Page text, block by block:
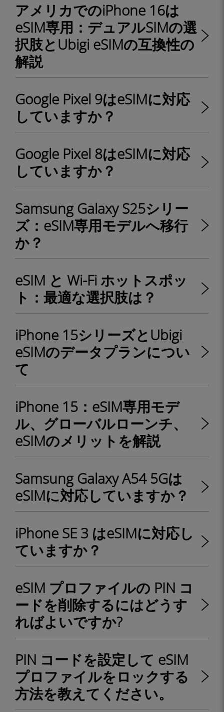
アメリカでのiPhone 16は
eSIM専用：デュアルSIMの選
択肢とUbigi eSIMの互換性の
解説
Google Pixel 9はeSIMに対応
していますか？
Google Pixel 8はeSIMに対応
していますか？
Samsung Galaxy S25シリー
ズ：eSIM専用モデルへ移行
か？
eSIM と Wi-Fi ホットスポッ
ト：最適な選択肢は？
iPhone 15シリーズとUbigi
eSIMのデータプランについ
て
iPhone 15：eSIM専用モデ
ル、グローバルローンチ、
eSIMのメリットを解説
Samsung Galaxy A54 5Gは
eSIMに対応していますか？
iPhone SE 3 はeSIMに対応し
ていますか？
eSIM プロファイルの PIN コ
ードを削除するにはどうす
ればよいですか?
PIN コードを設定して eSIM
プロファイルをロックする
方法を教えてください。